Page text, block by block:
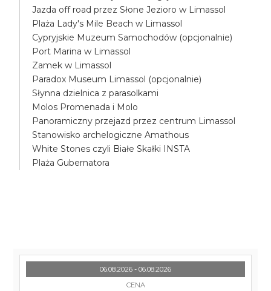
Jazda off road przez Słone Jezioro w Limassol
Plaża Lady's Mile Beach w Limassol
Cypryjskie Muzeum Samochodów (opcjonalnie)
Port Marina w Limassol
Zamek w Limassol
Paradox Museum Limassol (opcjonalnie)
Słynna dzielnica z parasolkami
Molos Promenada i Molo
Panoramiczny przejazd przez centrum Limassol
Stanowisko archelogiczne Amathous
White Stones czyli Białe Skałki INSTA
Plaża Gubernatora
06.08.2026 - 06.08.2026
CENA